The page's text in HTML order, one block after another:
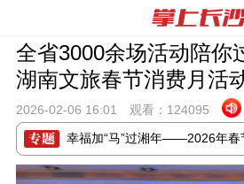
全省3000余场活动陪你
湖南文旅春节消费月活
2026-02-06 16:01 观看： 124095
幸福加“马”过湘年——2026年春